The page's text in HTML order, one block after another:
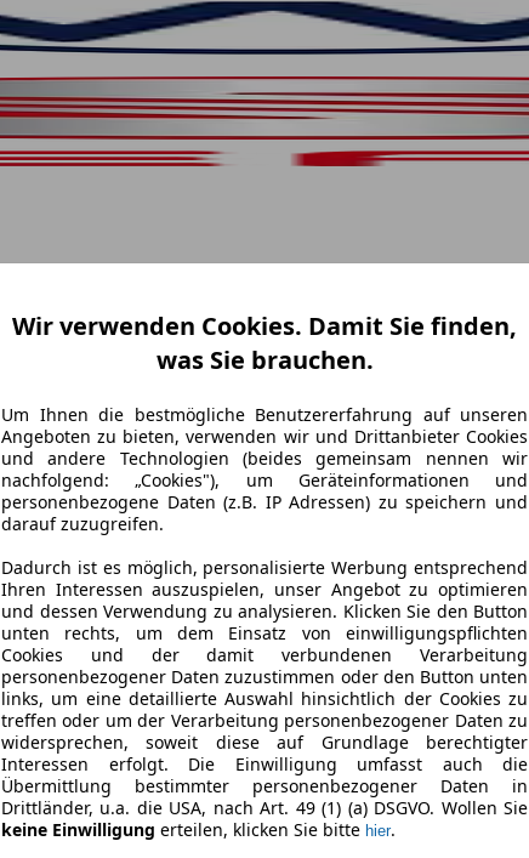
Wir verwenden Cookies. Damit Sie finden,
was Sie brauchen.
Um Ihnen die bestmögliche Benutzererfahrung auf unseren
Angeboten zu bieten, verwenden wir und Drittanbieter Cookies
und andere Technologien (beides gemeinsam nennen wir
nachfolgend: „Cookies"), um Geräteinformationen und
personenbezogene Daten (z.B. IP Adressen) zu speichern und
darauf zuzugreifen.
Dadurch ist es möglich, personalisierte Werbung entsprechend
Ihren Interessen auszuspielen, unser Angebot zu optimieren
und dessen Verwendung zu analysieren. Klicken Sie den Button
unten rechts, um dem Einsatz von einwilligungspflichten
Cookies und der damit verbundenen Verarbeitung
personenbezogener Daten zuzustimmen oder den Button unten
links, um eine detaillierte Auswahl hinsichtlich der Cookies zu
treffen oder um der Verarbeitung personenbezogener Daten zu
widersprechen, soweit diese auf Grundlage berechtigter
Interessen erfolgt. Die Einwilligung umfasst auch die
Übermittlung bestimmter personenbezogener Daten in
Drittländer, u.a. die USA, nach Art. 49 (1) (a) DSGVO. Wollen Sie
keine Einwilligung erteilen, klicken Sie bitte hier.